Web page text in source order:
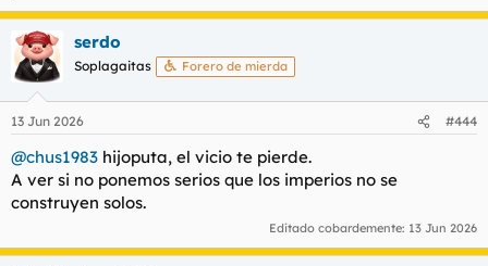
serdo
Soplagaitas Forero de mierda
13 Jun 2026 #444
@chus1983 hijoputa, el vicio te pierde.
A ver si no ponemos serios que los imperios no se
construyen solos.
Editado cobardemente: 13 Jun 2026